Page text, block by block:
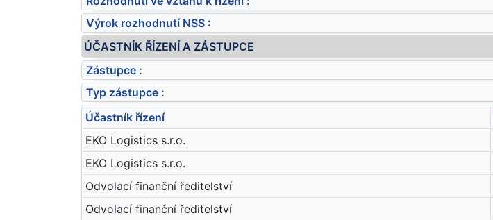
Výrok rozhodnutí NSS :
ÚČASTNÍK ŘÍZENÍ A ZÁSTUPCE
Zástupce :
Typ zástupce :
Účastník řízení
EKO Logistics s.r.o.
EKO Logistics s.r.o.
Odvolací finanční ředitelství
Odvolací finanční ředitelství